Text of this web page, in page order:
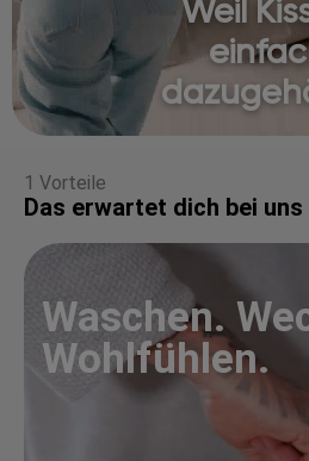
Weil
1 Vorteile
Das erwartet dich bei uns
Waschen.
Wohlfühlen.